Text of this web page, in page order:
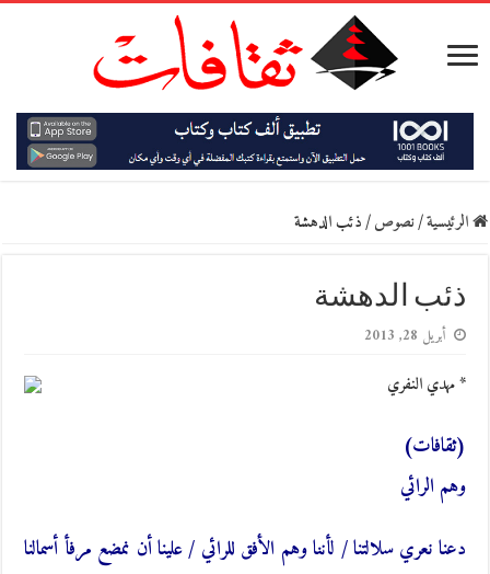
الرئيسية/نصوص/ذئب الدهشة
ذئب الدهشة
أبريل 28, 2013
* مهدي النفري
(ثقافات)
وهم الرائي
دعنا نعري سلالتنا / لأننا وهم الأفق للرائي / علينا أن نمضع مرفأ أسمالنا